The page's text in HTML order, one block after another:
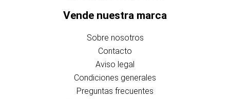
Vende nuestra marca
Sobre nosotros
Contacto
Aviso legal
Condiciones generales
Preguntas frecuentes